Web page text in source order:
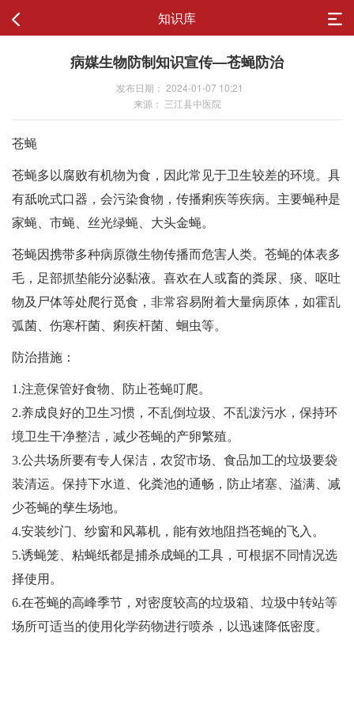
知识库
病媒生物防制知识宣传—苍蝇防治
发布日期： 2024-01-07 10:21
来源： 三江县中医院
苍蝇
苍蝇多以腐败有机物为食，因此常见于卫生较差的环境。具
有舐吮式口器，会污染食物，传播痢疾等疾病。主要蝇种是
家蝇、市蝇、丝光绿蝇、大头金蝇。
苍蝇因携带多种病原微生物传播而危害人类。苍蝇的体表多
毛，足部抓垫能分泌黏液。喜欢在人或畜的粪尿、痰、呕吐
物及尸体等处爬行觅食，非常容易附着大量病原体，如霍乱
弧菌、伤寒杆菌、痢疾杆菌、蛔虫等。
防治措施：
1.注意保管好食物、防止苍蝇叮爬。
2.养成良好的卫生习惯，不乱倒垃圾、不乱泼污水，保持环
境卫生干净整洁，减少苍蝇的产卵繁殖。
3.公共场所要有专人保洁，农贸市场、食品加工的垃圾要袋
装清运。保持下水道、化粪池的通畅，防止堵塞、溢满、减
少苍蝇的孳生场地。
4.安装纱门、纱窗和风幕机，能有效地阻挡苍蝇的飞入。
5.诱蝇笼、粘蝇纸都是捕杀成蝇的工具，可根据不同情况选
择使用。
6.在苍蝇的高峰季节，对密度较高的垃圾箱、垃圾中转站等
场所可适当的使用化学药物进行喷杀，以迅速降低密度。